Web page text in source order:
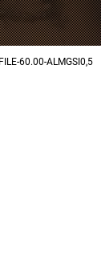
60.00-ALMGSI0,5